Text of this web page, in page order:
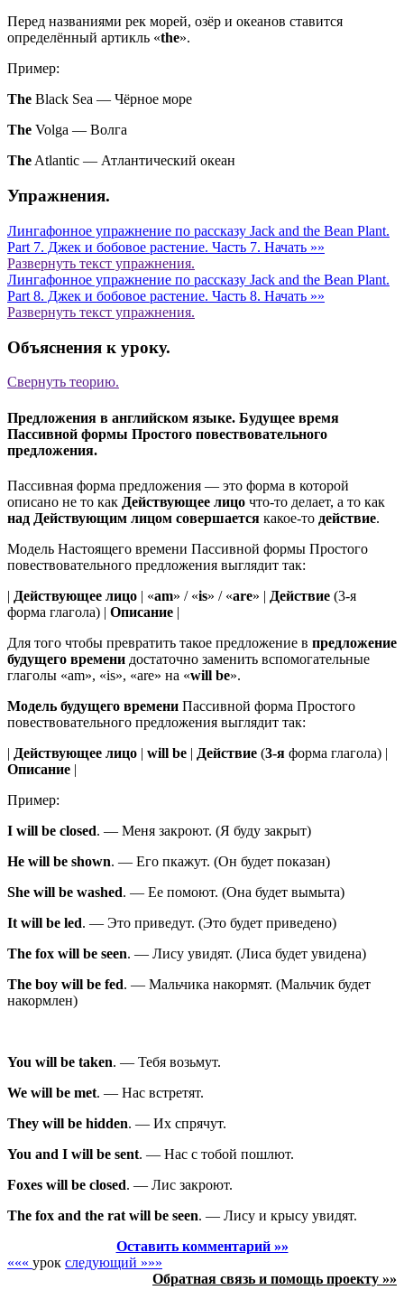
Перед названиями рек морей, озёр и океанов ставится
определённый артикль «the».
Пример:
The Black Sea — Чёрное море
The Volga — Волга
The Atlantic — Атлантический океан
Упражнения.
Лингафонное упражнение по рассказу Jack and the Bean Plant.
Part 7. Джек и бобовое растение. Часть 7. Начать »»
Развернуть текст упражнения.
Лингафонное упражнение по рассказу Jack and the Bean Plant.
Part 8. Джек и бобовое растение. Часть 8. Начать »»
Развернуть текст упражнения.
Объяснения к уроку.
Свернуть теорию.
Предложения в английском языке. Будущее время
Пассивной формы Простого повествовательного
предложения.
Пассивная форма предложения — это форма в которой
описано не то как Действующее лицо что-то делает, а то как
над Действующим лицом совершается какое-то действие.
Модель Настоящего времени Пассивной формы Простого
повествовательного предложения выглядит так:
| Действующее лицо | «am» / «is» / «are» | Действие (3-я
форма глагола) | Описание |
Для того чтобы превратить такое предложение в предложение
будущего времени достаточно заменить вспомогательные
глаголы «am», «is», «are» на «will be».
Модель будущего времени Пассивной форма Простого
повествовательного предложения выглядит так:
| Действующее лицо | will be | Действие (3-я форма глагола) |
Описание |
Пример:
I will be closed. — Меня закроют. (Я буду закрыт)
He will be shown. — Его пкажут. (Он будет показан)
She will be washed. — Ее помоют. (Она будет вымыта)
It will be led. — Это приведут. (Это будет приведено)
The fox will be seen. — Лису увидят. (Лиса будет увидена)
The boy will be fed. — Мальчика накормят. (Мальчик будет
накормлен)
You will be taken. — Тебя возьмут.
We will be met. — Нас встретят.
They will be hidden. — Их спрячут.
You and I will be sent. — Нас с тобой пошлют.
Foxes will be closed. — Лис закроют.
The fox and the rat will be seen. — Лису и крысу увидят.
Оставить комментарий »»
««« урок следующий »»»
Обратная связь и помощь проекту »»